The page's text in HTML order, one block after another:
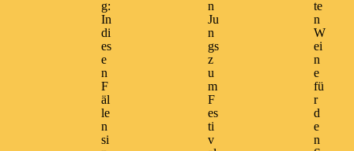
g:
In
di
es
e
n
F
äl
le
n
si
n
Ju
n
gs
z
u
m
F
es
ti
v
te
n
W
ei
n
e
fü
r
d
e
n